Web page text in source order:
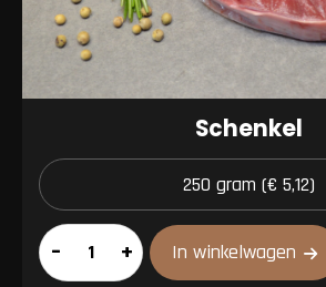
Schenkel
Schenkel
aantal
– + In winkelwagen